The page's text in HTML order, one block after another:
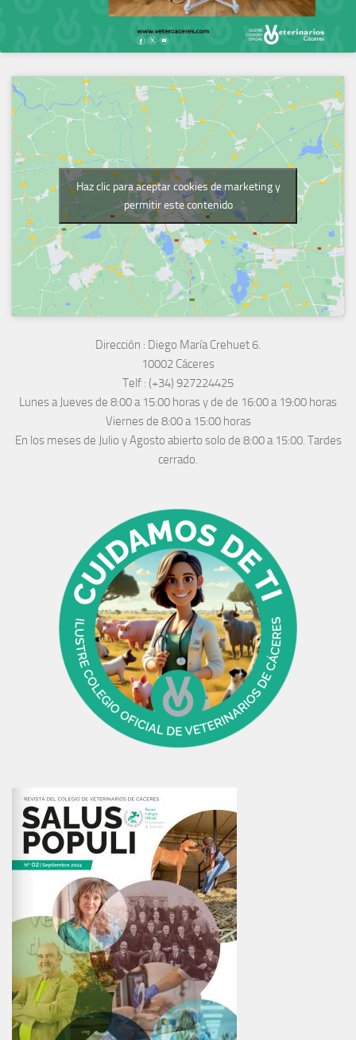
Haz clic para aceptar cookies de marketing y
permitir este contenido
Dirección : Diego María Crehuet 6.
10002 Cáceres
Telf : (+34) 927224425
Lunes a Jueves de 8:00 a 15:00 horas y de de 16:00 a 19:00 horas
Viernes de 8:00 a 15:00 horas
En los meses de Julio y Agosto abierto solo de 8:00 a 15:00. Tardes
cerrado.